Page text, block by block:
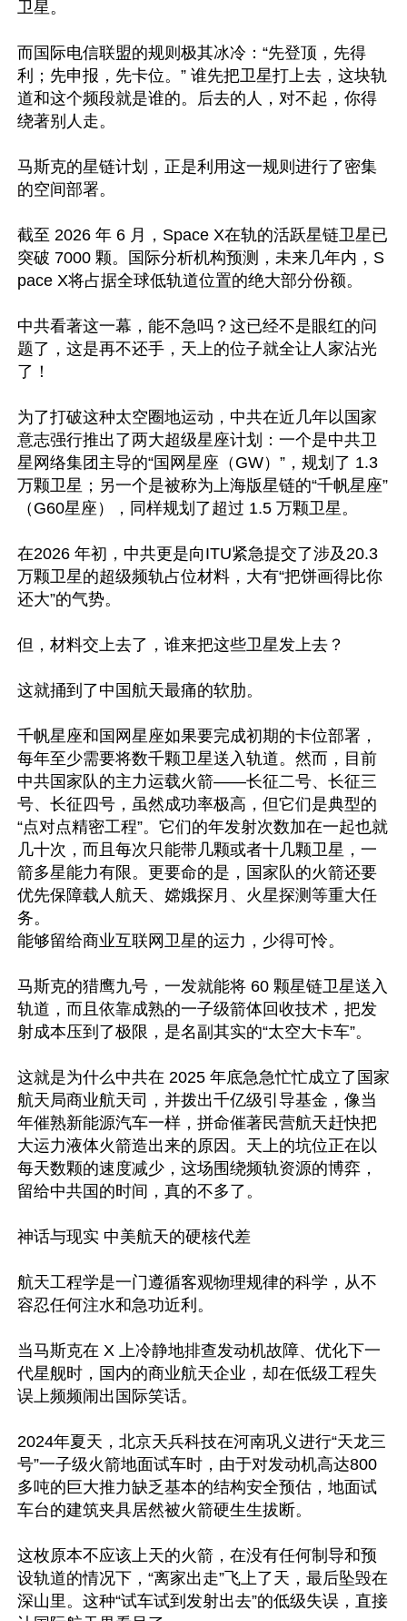
卫星。
而国际电信联盟的规则极其冰冷：“先登顶，先得
利；先申报，先卡位。” 谁先把卫星打上去，这块轨
道和这个频段就是谁的。后去的人，对不起，你得
绕著别人走。
马斯克的星链计划，正是利用这一规则进行了密集
的空间部署。
截至 2026 年 6 月，Space X在轨的活跃星链卫星已
突破 7000 颗。国际分析机构预测，未来几年内，S
pace X将占据全球低轨道位置的绝大部分份额。
中共看著这一幕，能不急吗？这已经不是眼红的问
题了，这是再不还手，天上的位子就全让人家沾光
了！
为了打破这种太空圈地运动，中共在近几年以国家
意志强行推出了两大超级星座计划：一个是中共卫
星网络集团主导的“国网星座（GW）”，规划了 1.3
万颗卫星；另一个是被称为上海版星链的“千帆星座”
（G60星座），同样规划了超过 1.5 万颗卫星。
在2026 年初，中共更是向ITU紧急提交了涉及20.3
万颗卫星的超级频轨占位材料，大有“把饼画得比你
还大”的气势。
但，材料交上去了，谁来把这些卫星发上去？
这就捅到了中国航天最痛的软肋。
千帆星座和国网星座如果要完成初期的卡位部署，
每年至少需要将数千颗卫星送入轨道。然而，目前
中共国家队的主力运载火箭——长征二号、长征三
号、长征四号，虽然成功率极高，但它们是典型的
“点对点精密工程”。它们的年发射次数加在一起也就
几十次，而且每次只能带几颗或者十几颗卫星，一
箭多星能力有限。更要命的是，国家队的火箭还要
优先保障载人航天、嫦娥探月、火星探测等重大任
务。
能够留给商业互联网卫星的运力，少得可怜。
马斯克的猎鹰九号，一发就能将 60 颗星链卫星送入
轨道，而且依靠成熟的一子级箭体回收技术，把发
射成本压到了极限，是名副其实的“太空大卡车”。
这就是为什么中共在 2025 年底急急忙忙成立了国家
航天局商业航天司，并拨出千亿级引导基金，像当
年催熟新能源汽车一样，拼命催著民营航天赶快把
大运力液体火箭造出来的原因。天上的坑位正在以
每天数颗的速度减少，这场围绕频轨资源的博弈，
留给中共国的时间，真的不多了。
神话与现实 中美航天的硬核代差
航天工程学是一门遵循客观物理规律的科学，从不
容忍任何注水和急功近利。
当马斯克在 X 上冷静地排查发动机故障、优化下一
代星舰时，国内的商业航天企业，却在低级工程失
误上频频闹出国际笑话。
2024年夏天，北京天兵科技在河南巩义进行“天龙三
号”一子级火箭地面试车时，由于对发动机高达800
多吨的巨大推力缺乏基本的结构安全预估，地面试
车台的建筑夹具居然被火箭硬生生拔断。
这枚原本不应该上天的火箭，在没有任何制导和预
设轨道的情况下，“离家出走”飞上了天，最后坠毁在
深山里。这种“试车试到发射出去”的低级失误，直接